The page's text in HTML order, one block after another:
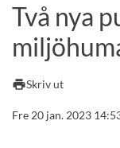
Andra
Kurser och
Lediga jobb
Två nya
printSkriv ut
Fre 20 jan. 2023